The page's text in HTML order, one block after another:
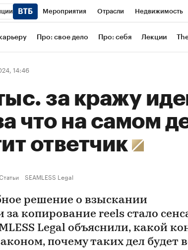
Мероприятия Отрасли Недвижимость
Образование РБК Life Тренды
Про: свое дело Про: себя Лекции
14:46
за кражу
что на самом
ответчик
SEAMLESS Legal
решение о взыскании
копирование reels стало
Legal объяснили, какой
почему таких дел будет